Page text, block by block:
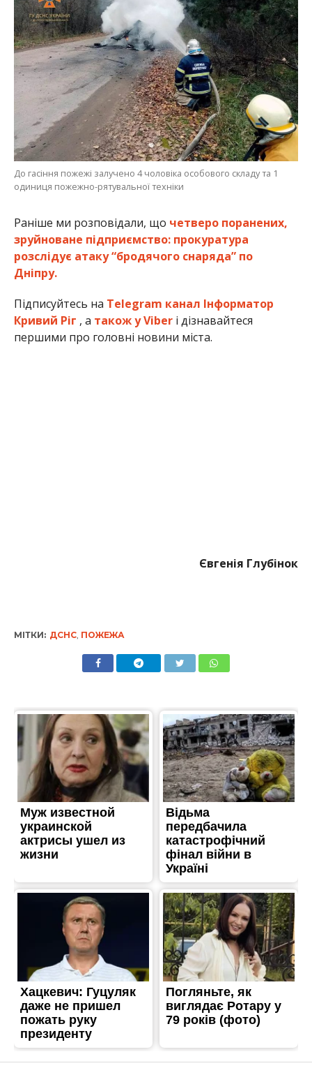
До гасіння пожежі залучено 4 чоловіка особового складу та 1
одиниця пожежно-рятувальної техніки
Раніше ми розповідали, що четверо поранених,
зруйноване підприємство: прокуратура
розслідує атаку “бродячого снаряда” по
Дніпру.
Підписуйтесь на Telegram канал Інформатор
Кривий Ріг , а також у Viberі дізнавайтеся
першими про головні новини міста.
Євгенія Глубінок
МІТКИ: ДСНС, ПОЖЕЖА